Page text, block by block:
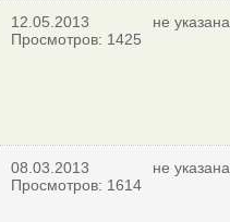
12.05.2013
Просмотров: 1425
не указана
08.03.2013
Просмотров: 1614
не указана